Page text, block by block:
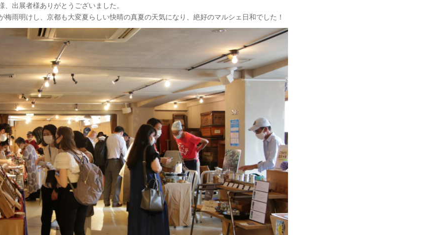
、出展者様ありがとうございました。
梅雨明けし、京都も大変夏らしい快晴の真夏の天気になり、絶好のマルシェ日和でした！